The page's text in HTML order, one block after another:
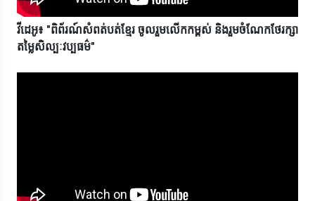
វីដេអូ៖ "ពិព័រណ៍សំពត់បត់ខ្មែរ ចូលរួមលើកកម្ពស់ និងរួមចំណែកថែរក្សា
តម្លៃសិល្បៈវប្បធម៌"